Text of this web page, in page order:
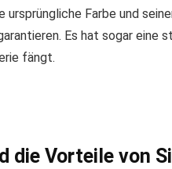
ursprüngliche Farbe und
Es hat sogar eine
fängt.
die Vorteile von